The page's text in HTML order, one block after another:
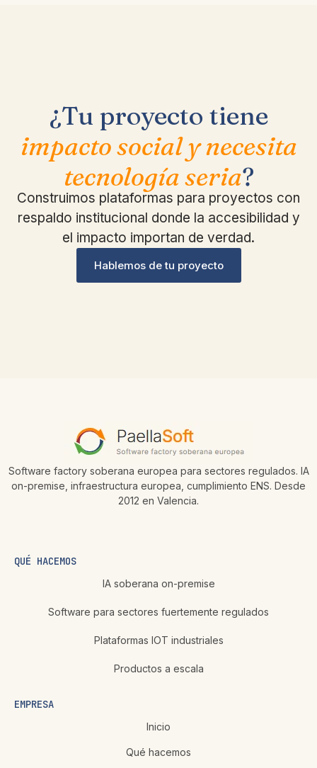
¿Tu proyecto tiene
impacto social y necesita
tecnología seria?
Construimos plataformas para proyectos con
respaldo institucional donde la accesibilidad y
el impacto importan de verdad.
Hablemos de tu proyecto
Software factory soberana europea para sectores regulados. IA
on-premise, infraestructura europea, cumplimiento ENS. Desde
2012 en Valencia.
QUÉ HACEMOS
IA soberana on-premise
Software para sectores fuertemente regulados
Plataformas IOT industriales
Productos a escala
EMPRESA
Inicio
Qué hacemos